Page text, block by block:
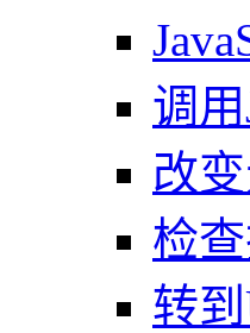
调
改
检
转